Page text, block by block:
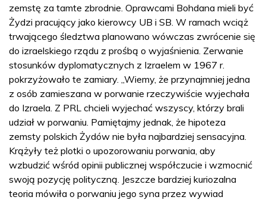
zemstę za tamte zbrodnie. Oprawcami Bohdana mieli być
Żydzi pracujący jako kierowcy UB i SB. W ramach wciąż
trwającego śledztwa planowano wówczas zwrócenie się
do izraelskiego rządu z prośbą o wyjaśnienia. Zerwanie
stosunków dyplomatycznych z Izraelem w 1967 r.
pokrzyżowało te zamiary. „Wiemy, że przynajmniej jedna
z osób zamieszana w porwanie rzeczywiście wyjechała
do Izraela. Z PRL chcieli wyjechać wszyscy, którzy brali
udział w porwaniu. Pamiętajmy jednak, że hipoteza
zemsty polskich Żydów nie była najbardziej sensacyjna.
Krążyły też plotki o upozorowaniu porwania, aby
wzbudzić wśród opinii publicznej współczucie i wzmocnić
swoją pozycję polityczną. Jeszcze bardziej kuriozalna
teoria mówiła o porwaniu jego syna przez wywiad